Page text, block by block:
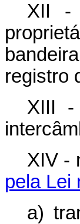
XII -
registro
XIII -
XIV
pela Lei
a)